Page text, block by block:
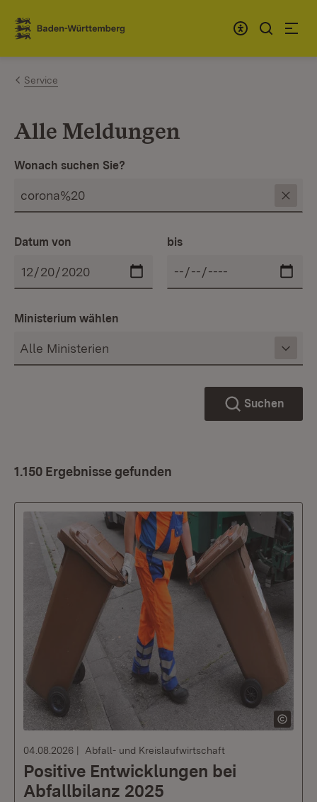
Zum Inhalt springen
Link zur Startseite
Service
Alle Meldungen
Wonach suchen Sie?
Datum von bis
Ministerium wählen
Suchen
1.150 Ergebnisse gefunden
04.08.2026 Abfall- und Kreislaufwirtschaft
Positive Entwicklungen bei
Abfallbilanz 2025